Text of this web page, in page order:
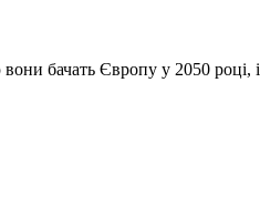
бачать Європу у 2050 році,